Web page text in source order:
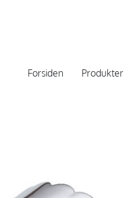
Forsiden Produkter